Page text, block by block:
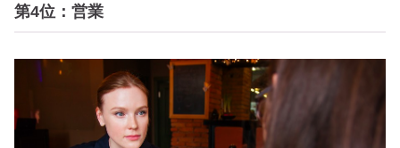
第4位：営業